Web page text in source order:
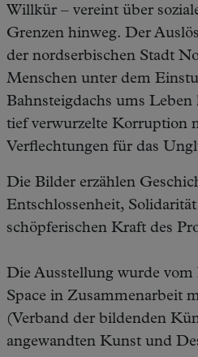
Willkür – vereint über
Grenzen hinweg. Der
der nordserbischen Stadt
Menschen unter dem
Bahnsteigdachs ums Leben
tief verwurzelte Korruption
Verflechtungen für das
Die Bilder erzählen
Entschlossenheit,
schöpferischen Kraft des
Die Ausstellung wurde
Space in Zusammenarbeit
(Verband der bildenden
angewandten Kunst und